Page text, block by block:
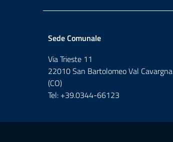
Sede Comunale
Via Trieste 11
22010 San Bartolomeo Val Cavargna
(CO)
Tel: +39.0344-66123